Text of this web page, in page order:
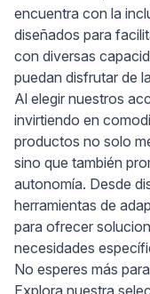
encuentra con la
diseñados para
con diversas
puedan disfrutar de
Al elegir nuestros
invirtiendo en
productos no solo
sino que también
autonomía. Desde
herramientas de
para ofrecer
necesidades
No esperes más
Explora nuestra